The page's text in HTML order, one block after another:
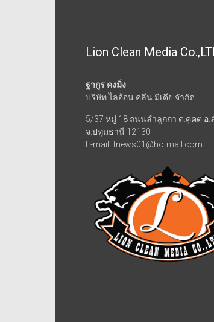
Lion Clean Media
ฐากูร คงมิ่ง
บริษัท ไลอ้อน คลีน มีเดีย จำกัด
5/37 หมู่ 18 ถนนลำลูกกา ต.คูคต อ.
จ.ปทุมธานี 12130
E-mail: fnews01@hotmail.com